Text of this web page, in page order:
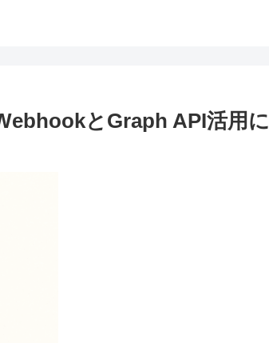
とGraph API活用に